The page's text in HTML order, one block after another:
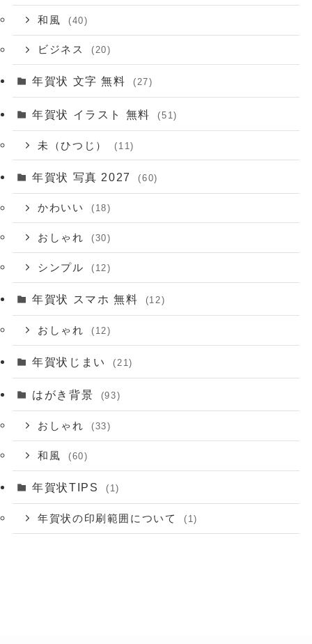
和風 (40)
ビジネス (20)
年賀状 文字 無料 (27)
年賀状 イラスト 無料 (51)
未（ひつじ） (11)
年賀状 写真 2027 (60)
かわいい (18)
おしゃれ (30)
シンプル (12)
年賀状 スマホ 無料 (12)
おしゃれ (12)
年賀状じまい (21)
はがき背景 (93)
おしゃれ (33)
和風 (60)
年賀状TIPS (1)
年賀状の印刷範囲について (1)